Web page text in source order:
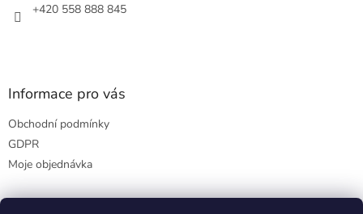
+420 558 888 845
Informace pro vás
Obchodní podmínky
GDPR
Moje objednávka